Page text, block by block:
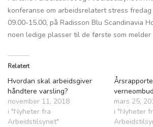
konferanse om arbeidsrelatert stress
09.00-15.00, på Radisson Blu Scandinavia
noen ledige plasser til de første som melder
Relatert
Hvordan skal arbeidsgiver
håndtere varsling?
november 11, 2018
i "Nyheter fra
Arbeidstilsynet"
mars 25,
i "Nyheter